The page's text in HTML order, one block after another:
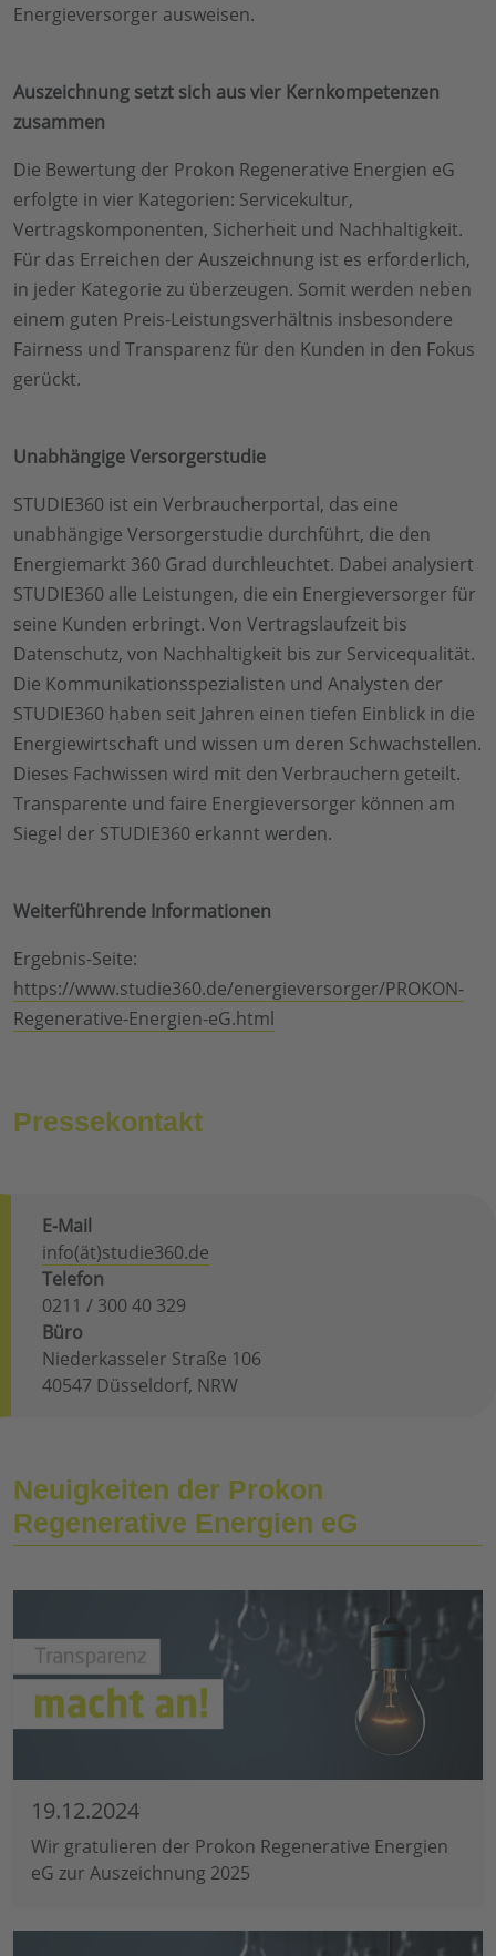
Energieversorger ausweisen.
Auszeichnung setzt sich aus vier Kernkompetenzen
zusammen
Die Bewertung der Prokon Regenerative Energien eG
erfolgte in vier Kategorien: Servicekultur,
Vertragskomponenten, Sicherheit und Nachhaltigkeit.
Für das Erreichen der Auszeichnung ist es erforderlich,
in jeder Kategorie zu überzeugen. Somit werden neben
einem guten Preis-Leistungsverhältnis insbesondere
Fairness und Transparenz für den Kunden in den Fokus
gerückt.
Unabhängige Versorgerstudie
STUDIE360 ist ein Verbraucherportal, das eine
unabhängige Versorgerstudie durchführt, die den
Energiemarkt 360 Grad durchleuchtet. Dabei analysiert
STUDIE360 alle Leistungen, die ein Energieversorger für
seine Kunden erbringt. Von Vertragslaufzeit bis
Datenschutz, von Nachhaltigkeit bis zur Servicequalität.
Die Kommunikationsspezialisten und Analysten der
STUDIE360 haben seit Jahren einen tiefen Einblick in die
Energiewirtschaft und wissen um deren Schwachstellen.
Dieses Fachwissen wird mit den Verbrauchern geteilt.
Transparente und faire Energieversorger können am
Siegel der STUDIE360 erkannt werden.
Weiterführende Informationen
Ergebnis-Seite:
https://www.studie360.de/energieversorger/PROKON-
Regenerative-Energien-eG.html
Pressekontakt
E-Mail
info(ät)studie360.de
Telefon
0211 / 300 40 329
Büro
Niederkasseler Straße 106
40547 Düsseldorf, NRW
Neuigkeiten der Prokon
Regenerative Energien eG
19.12.2024
Wir gratulieren der Prokon Regenerative Energien
eG zur Auszeichnung 2025